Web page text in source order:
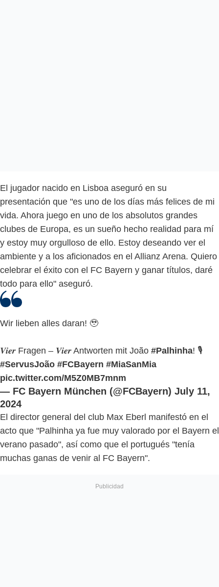
El jugador nacido en Lisboa aseguró en su
presentación que "es uno de los días más felices de mi
vida. Ahora juego en uno de los absolutos grandes
clubes de Europa, es un sueño hecho realidad para mí
y estoy muy orgulloso de ello. Estoy deseando ver el
ambiente y a los aficionados en el Allianz Arena. Quiero
celebrar el éxito con el FC Bayern y ganar títulos, daré
todo para ello" aseguró.
Wir lieben alles daran! 🥹
𝑽𝒊𝒆𝒓 Fragen – 𝑽𝒊𝒆𝒓 Antworten mit João #Palhinha! 🎙️
#ServusJoão #FCBayern #MiaSanMia
pic.twitter.com/M5Z0MB7mnm
— FC Bayern München (@FCBayern) July 11,
2024
El director general del club Max Eberl manifestó en el
acto que "Palhinha ya fue muy valorado por el Bayern el
verano pasado", así como que el portugués "tenía
muchas ganas de venir al FC Bayern".